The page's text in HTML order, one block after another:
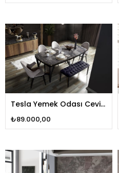
Tesla Yemek Odası Ceviz
Gold
₺89.000,00